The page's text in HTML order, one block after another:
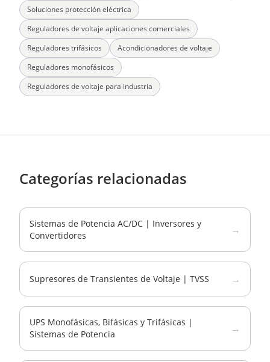
Soluciones protección eléctrica
Reguladores de voltaje aplicaciones comerciales
Reguladores trifásicos
Acondicionadores de voltaje
Reguladores monofásicos
Reguladores de voltaje para industria
Categorías relacionadas
Sistemas de Potencia AC/DC | Inversores y
Convertidores
→
Supresores de Transientes de Voltaje | TVSS →
UPS Monofásicas, Bifásicas y Trifásicas |
Sistemas de Potencia
→